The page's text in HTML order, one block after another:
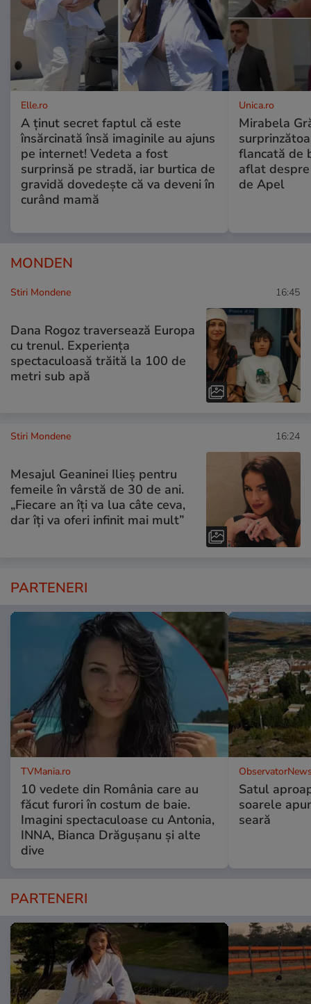
Elle.ro
A ținut secret faptul că este
însărcinată însă imaginile au ajuns
pe internet! Vedeta a fost
surprinsă pe stradă, iar burtica de
gravidă dovedește că va deveni în
curând mamă
Unica.ro
Mirabela
flancată de
aflat
de Apel
MONDEN
Stiri Mondene 16:45
Dana Rogoz traversează Europa
cu trenul. Experiența
spectaculoasă trăită la 100 de
metri sub apă
Stiri Mondene 16:24
Mesajul Geaninei Ilieș pentru
femeile în vârstă de 30 de ani.
„Fiecare an îți va lua câte ceva,
dar îți va oferi infinit mai mult”
PARTENERI
TVMania.ro
10 vedete din România care au
făcut furori în costum de baie.
Imagini spectaculoase cu Antonia,
INNA, Bianca Drăgușanu și alte
dive
Satul
soarele
seară
PARTENERI